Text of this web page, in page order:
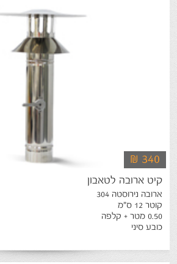
קיט ארובה לטאבון
ארובה נירוסטה 304
קוטר 12 ס"מ
0.50 מטר + קלפה
כובע סיני
₪ 340